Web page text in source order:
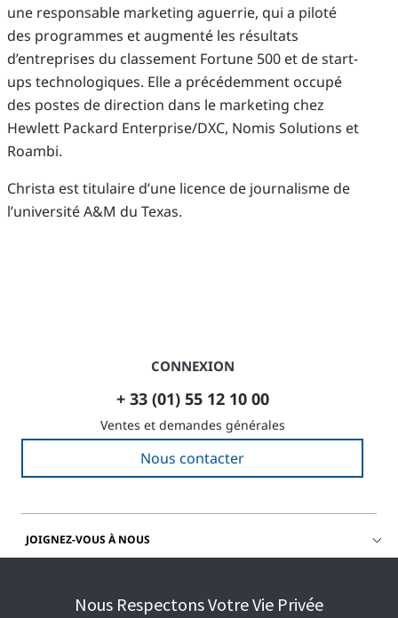
une responsable marketing aguerrie, qui a piloté
des programmes et augmenté les résultats
d’entreprises du classement Fortune 500 et de start-
ups technologiques. Elle a précédemment occupé
des postes de direction dans le marketing chez
Hewlett Packard Enterprise/DXC, Nomis Solutions et
Roambi.
Christa est titulaire d’une licence de journalisme de
l’université A&M du Texas.
CONNEXION
+ 33 (01) 55 12 10 00
Ventes et demandes générales
Nous contacter
JOIGNEZ-VOUS À NOUS
Nous Respectons Votre Vie Privée